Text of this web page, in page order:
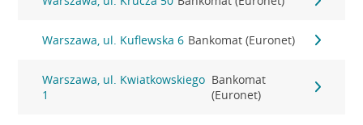
Warszawa, ul. Kuflewska 6 Bankomat (Euronet)
Warszawa, ul. Kwiatkowskiego
1
Bankomat
(Euronet)